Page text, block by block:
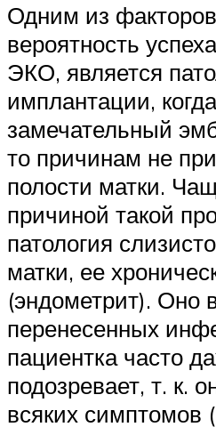
Одним из
вероятность
ЭКО, является
имплантации,
замечательный
то причинам не
полости матки.
причиной такой
патология
матки, ее
(эндометрит). Оно
перенесенных
пациентка часто
подозревает, т. к.
всяких симптомов